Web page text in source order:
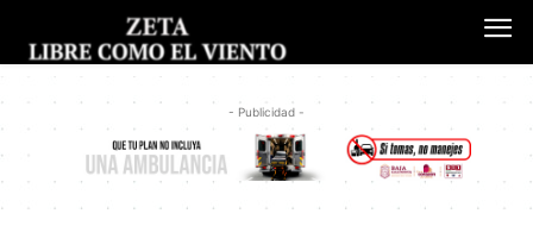
- Publicidad -